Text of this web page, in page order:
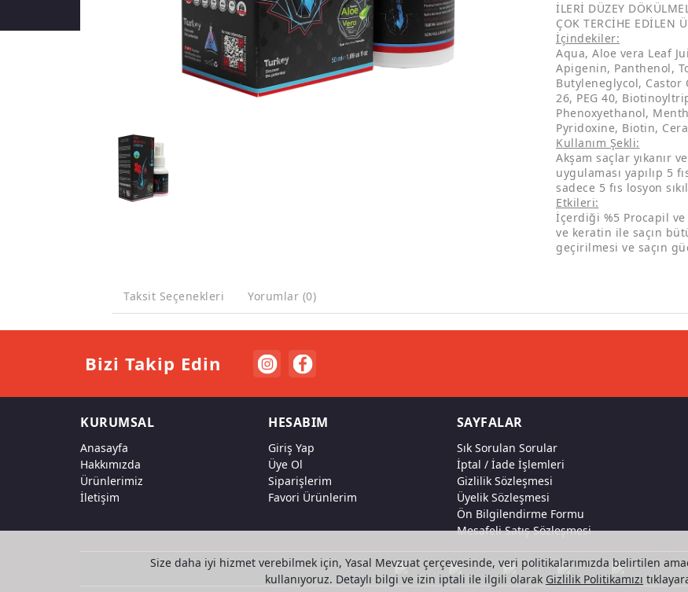
İLERİ DÜZEY
ÇOK TERCİHE EDİLEN
İçindekiler:
Aqua, Aloe vera Leaf
Apigenin, Panthenol,
Butyleneglycol, Castor
26, PEG 40,
Phenoxyethanol,
Pyridoxine, Biotin,
Kullanım Şekli:
Akşam saçlar yıkanır
uygulaması yapılıp 5
sadece 5 fıs losyon
Etkileri:
İçerdiği %5 Procapil
ve keratin ile saçın
geçirilmesi ve saçın
Taksit Seçenekleri Yorumlar (0)
Size daha iyi hizmet verebilmek için, Yasal Mevzuat çerçevesinde, veri politikalarımızda belirtilen
kullanıyoruz. Detaylı bilgi ve izin iptali ile ilgili olarak Gizlilik Politikamızı
Bizi Takip Edin
KURUMSAL
Anasayfa
Hakkımızda
Ürünlerimiz
İletişim
HESABIM
Giriş Yap
Üye Ol
Siparişlerim
Favori Ürünlerim
SAYFALAR
Sık Sorulan Sorular
İptal / İade İşlemleri
Gizlilik Sözleşmesi
Üyelik Sözleşmesi
Ön Bilgilendirme Formu
Mesafeli Satış Sözleşmesi